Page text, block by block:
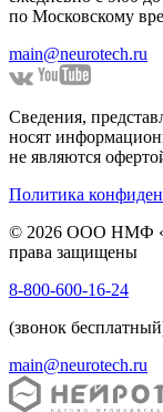
по Московскому
main@neurotech.ru
Сведения,
носят
не являются
Политика
© 2026 ООО НМФ
права защищены
8-800-600-16-24
(звонок
main@neurotech.ru